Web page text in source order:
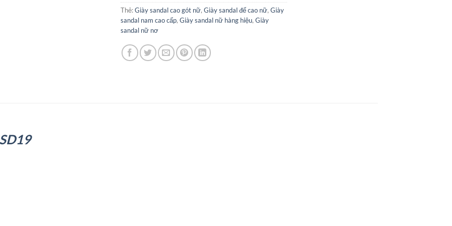
Thẻ:Giày sandal cao gót nữ, Giày sandal đế cao nữ, Giày
sandal nam cao cấp, Giày sandal nữ hàng hiệu, Giày
sandal nữ nơ